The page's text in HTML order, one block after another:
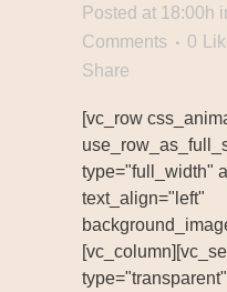
Posted at 18:00h
Comments
0
Share
[vc_row
type="full_width"
text_align="left"